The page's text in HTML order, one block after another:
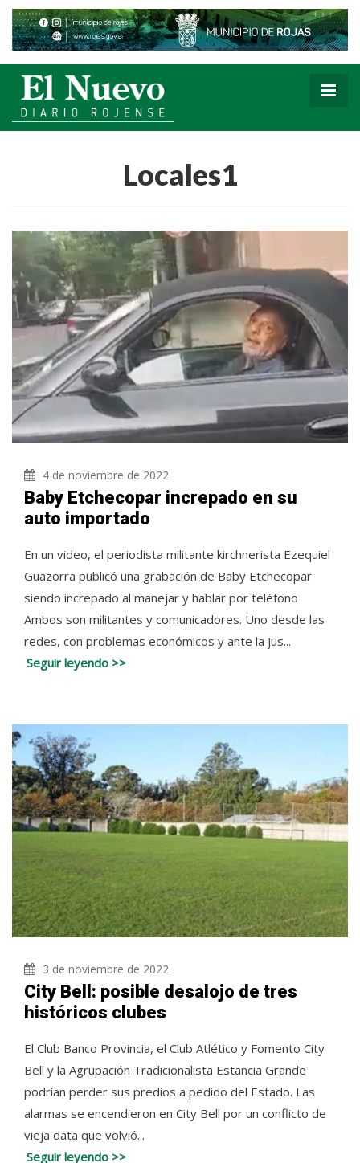
Locales1
4 de noviembre de 2022
Baby Etchecopar increpado en su
auto importado
En un video, el periodista militante kirchnerista Ezequiel
Guazorra publicó una grabación de Baby Etchecopar
siendo increpado al manejar y hablar por teléfono
Ambos son militantes y comunicadores. Uno desde las
redes, con problemas económicos y ante la jus...
Seguir leyendo >>
3 de noviembre de 2022
City Bell: posible desalojo de tres
históricos clubes
El Club Banco Provincia, el Club Atlético y Fomento City
Bell y la Agrupación Tradicionalista Estancia Grande
podrían perder sus predios a pedido del Estado. Las
alarmas se encendieron en City Bell por un conflicto de
vieja data que volvió...
Seguir leyendo >>